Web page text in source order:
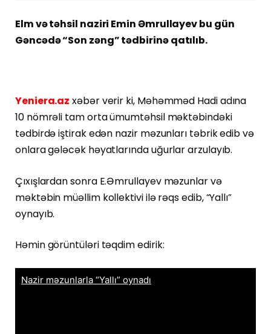
Elm və təhsil naziri Emin Əmrullayev bu gün
Gəncədə “Son zəng” tədbirinə qatılıb.
Yeniera.az xəbər verir ki, Məhəmməd Hadi adına
10 nömrəli tam orta ümumtəhsil məktəbindəki
tədbirdə iştirak edən nazir məzunları təbrik edib və
onlara gələcək həyatlarında uğurlar arzulayıb.
Çıxışlardan sonra E.Əmrullayev məzunlar və
məktəbin müəllim kollektivi ilə rəqs edib, “Yallı”
oynayıb.
Həmin görüntüləri təqdim edirik: